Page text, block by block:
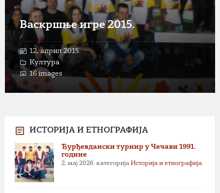
Васкршње игре 2015.
12. април 2015.
Култура
16 images
ИСТОРИЈА И ЕТНОГРАФИЈА
Ђурђевдански турнир у Чечави 1991.
године
2. мај 2026. категорија Историја и етнографија